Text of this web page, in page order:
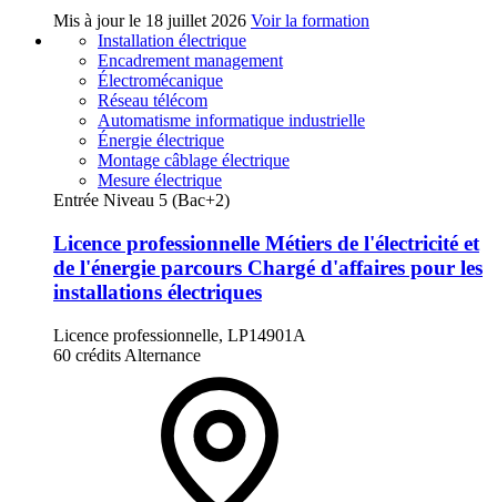
Mis à jour le 18 juillet 2026 Voir la formation
Installation électrique
Encadrement management
Électromécanique
Réseau télécom
Automatisme informatique industrielle
Énergie électrique
Montage câblage électrique
Mesure électrique
Entrée Niveau 5 (Bac+2)
Licence professionnelle Métiers de l'électricité et
de l'énergie parcours Chargé d'affaires pour les
installations électriques
Licence professionnelle, LP14901A
60 crédits Alternance